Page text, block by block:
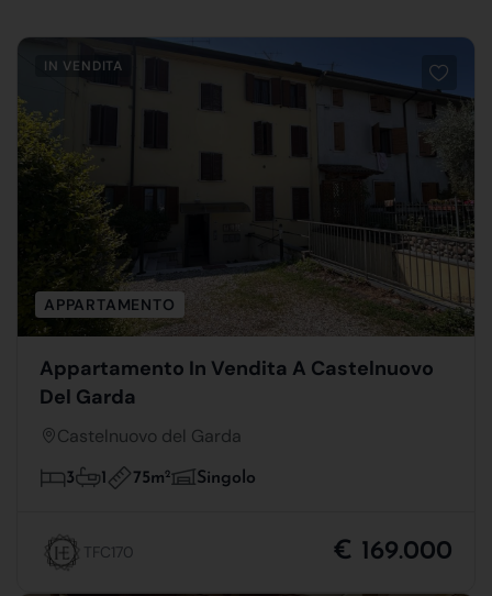
IN VENDITA
APPARTAMENTO
Appartamento In Vendita A Castelnuovo
Del Garda
Castelnuovo del Garda
3 1 75m2 Singolo
TFC170 € 169.000